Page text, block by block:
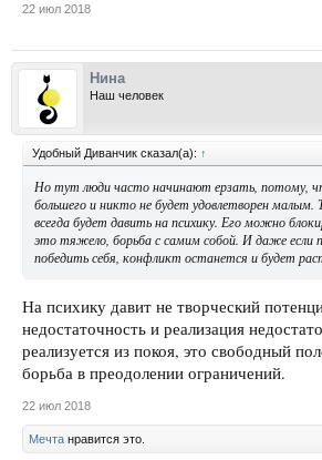
22 июл 2018
Нина
Наш человек
Удобный Диванчик сказал(а): ↑
Но тут люди часто начинают ерзать, потому,
большего и никто не будет удовлетворен малым.
всегда будет давить на психику. Его можно
это тяжело, борьба с самим собой. И даже если
победить себя, конфликт останется и будет
На психику давит не творческий
недостаточность и реализация
реализуется из покоя, это свободный
борьба в преодолении ограничений.
22 июл 2018
Мечта нравится это.